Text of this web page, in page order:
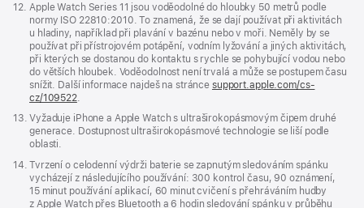
Poznámka
12. Apple Watch Series 11 jsou voděodolné do hloubky 50 metrů podle
normy ISO 22810:2010. To znamená, že se dají používat při aktivitách
u hladiny, například při plavání v bazénu nebo v moři. Neměly by se
používat při přístrojovém potápění, vodním lyžování a jiných aktivitách,
při kterých se dostanou do kontaktu s rychle se pohybující vodou nebo
do větších hloubek. Voděodolnost není trvalá a může se postupem času
snížit. Další informace najdeš na stránce support.apple.com/cs-
cz/109522.
Poznámka
13. Vyžaduje iPhone a Apple Watch s ultraširokopásmovým čipem druhé
generace. Dostupnost ultraširokopásmové technologie se liší podle
oblasti.
Poznámka
14. Tvrzení o celodenní výdrži baterie se zapnutým sledováním spánku
vycházejí z následujícího používání: 300 kontrol času, 90 oznámení,
15 minut používání aplikací, 60 minut cvičení s přehráváním hudby
z Apple Watch přes Bluetooth a 6 hodin sledování spánku v průběhu